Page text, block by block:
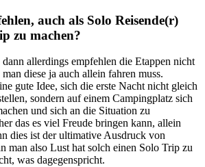
auch als Solo Reisende(r)
zu machen?
allerdings empfehlen die Etappen nicht
diese ja auch allein fahren muss.
gute Idee, sich die erste Nacht nicht gleich
sondern auf einem Campingplatz sich
und sich an die Situation zu
das es viel Freude bringen kann, allein
dies ist der ultimative Ausdruck von
man also Lust hat solch einen Solo Trip zu
was dagegenspricht.